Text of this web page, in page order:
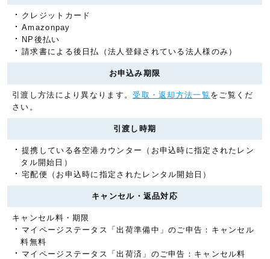
クレジットカード
Amazonpay
NP後払い
請求書による後日払（法人登録されている法人様のみ）
お申込み期限
引渡し方法により異なります。受取・返却方法一覧 をご覧くだ
さい。
引渡し時期
提携している各空港カウンター（お申込時に指定されたレン
タル開始日）
宅配便（お申込時に指定されたレンタル開始日）
キャンセル・返品対応
キャンセル料・期限
マイページステータス「出荷準備中」のご申告：キャンセル
料無料
マイページステータス「出荷済」のご申告：キャンセル料